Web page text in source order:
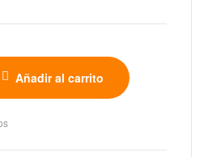
Añadir al carrito